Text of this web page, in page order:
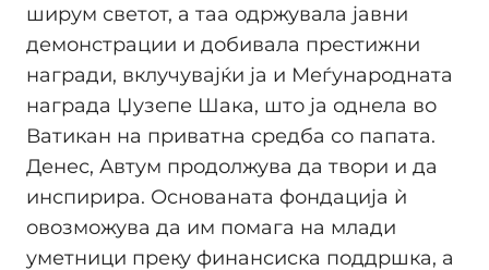
ширум светот, а таа одржувала јавни
демонстрации и добивала престижни
награди, вклучувајќи ја и Меѓународната
награда Џузепе Шака, што ја однела во
Ватикан на приватна средба со папата.
Денес, Автум продолжува да твори и да
инспирира. Основаната фондација ѝ
овозможува да им помага на млади
уметници преку финансиска поддршка, а